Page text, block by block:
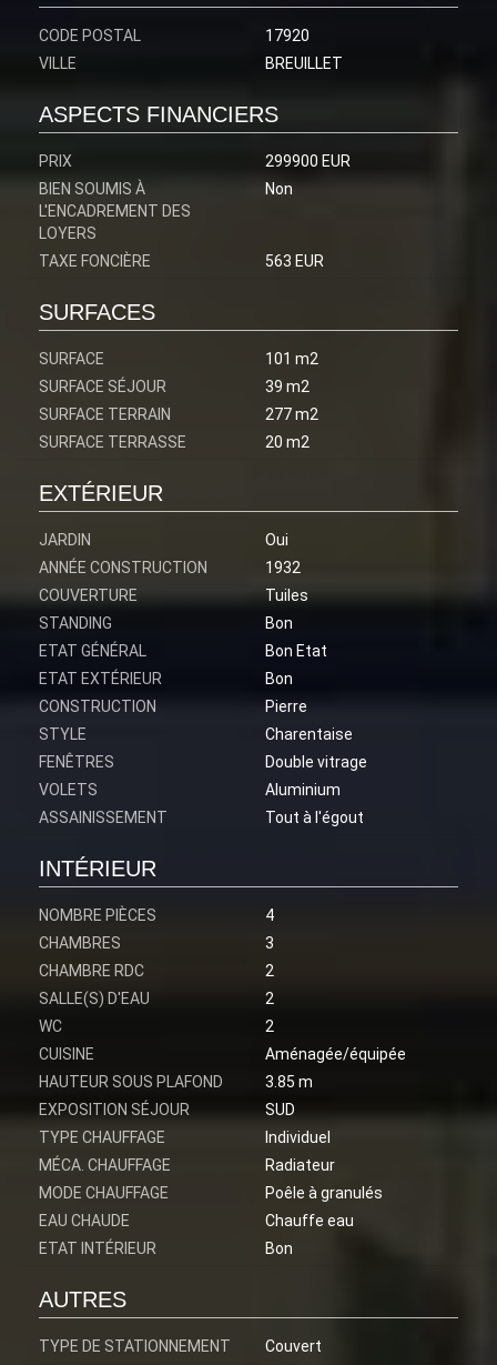
CODE POSTAL
17920
VILLE
BREUILLET
ASPECTS FINANCIERS
PRIX
299900 EUR
BIEN SOUMIS À
L'ENCADREMENT DES
LOYERS
Non
TAXE FONCIÈRE 563 EUR
SURFACES
SURFACE
101 m2
SURFACE SÉJOUR
39 m2
SURFACE TERRAIN
277 m2
SURFACE TERRASSE
20 m2
EXTÉRIEUR
JARDIN
Oui
ANNÉE CONSTRUCTION
1932
COUVERTURE
Tuiles
STANDING
Bon
ETAT GÉNÉRAL
Bon Etat
ETAT EXTÉRIEUR
Bon
CONSTRUCTION
Pierre
STYLE
Charentaise
FENÊTRES
Double vitrage
VOLETS
Aluminium
ASSAINISSEMENT
Tout à l'égout
INTÉRIEUR
NOMBRE PIÈCES
4
CHAMBRES
3
CHAMBRE RDC
2
SALLE(S) D'EAU
2
WC
2
CUISINE
Aménagée/équipée
HAUTEUR SOUS PLAFOND
3.85 m
EXPOSITION SÉJOUR
SUD
TYPE CHAUFFAGE
Individuel
MÉCA. CHAUFFAGE
Radiateur
MODE CHAUFFAGE
Poêle à granulés
EAU CHAUDE
Chauffe eau
ETAT INTÉRIEUR
Bon
AUTRES
TYPE DE STATIONNEMENT Couvert